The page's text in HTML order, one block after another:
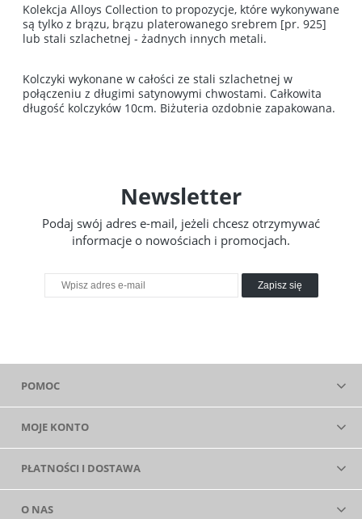
Kolekcja Alloys Collection to propozycje, które wykonywane
są tylko z brązu, brązu platerowanego srebrem [pr. 925]
lub stali szlachetnej - żadnych innych metali.
Kolczyki wykonane w całości ze stali szlachetnej w
połączeniu z długimi satynowymi chwostami. Całkowita
długość kolczyków 10cm. Biżuteria ozdobnie zapakowana.
Newsletter
Podaj swój adres e-mail, jeżeli chcesz otrzymywać
informacje o nowościach i promocjach.
Zapisz się
POMOC
MOJE KONTO
PŁATNOŚCI I DOSTAWA
O NAS